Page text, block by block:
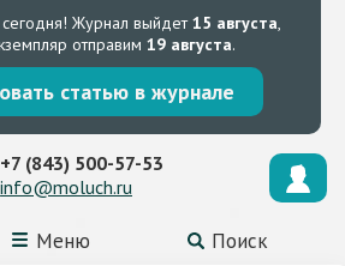
Журнал выйдет15 августа,
отправим 19 августа.
статью в журнале
Меню Поиск
+7 (843) 500-57-53
info@moluch.ru